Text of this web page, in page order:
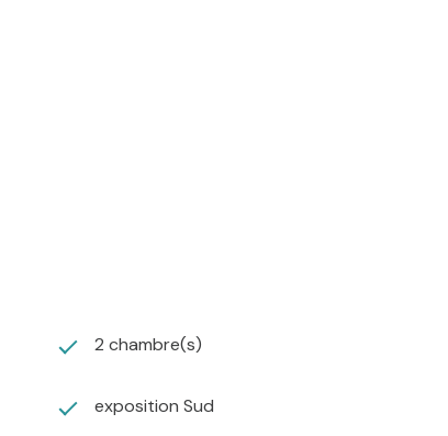
2 chambre(s)
exposition Sud